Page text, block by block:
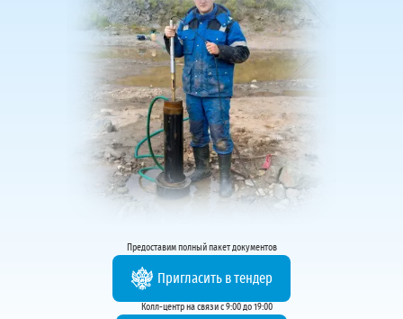
Предоставим полный пакет документов
Пригласить в тендер
Колл-центр на связи с 9:00 до 19:00